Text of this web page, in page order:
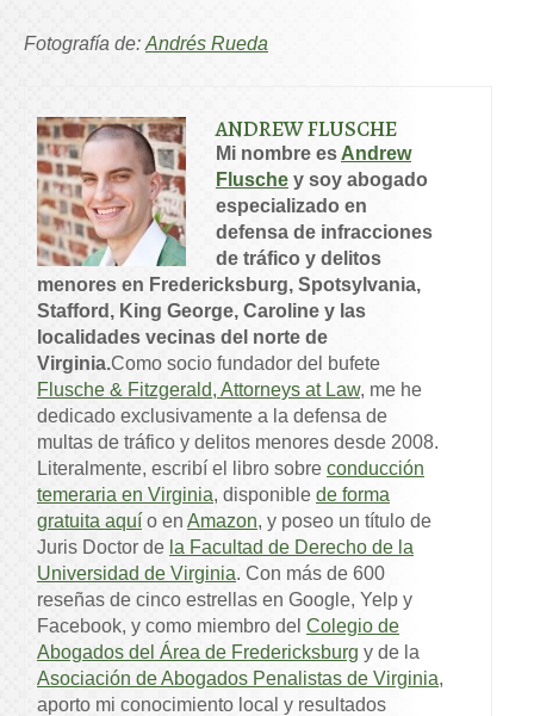
Fotografía de: Andrés Rueda
ANDREW FLUSCHE
Mi nombre es Andrew
Flusche y soy abogado
especializado en
defensa de infracciones
de tráfico y delitos
menores en Fredericksburg, Spotsylvania,
Stafford, King George, Caroline y las
localidades vecinas del norte de
Virginia.Como socio fundador del bufete
Flusche & Fitzgerald, Attorneys at Law, me he
dedicado exclusivamente a la defensa de
multas de tráfico y delitos menores desde 2008.
Literalmente, escribí el libro sobre conducción
temeraria en Virginia, disponible de forma
gratuita aquí o en Amazon, y poseo un título de
Juris Doctor de la Facultad de Derecho de la
Universidad de Virginia. Con más de 600
reseñas de cinco estrellas en Google, Yelp y
Facebook, y como miembro del Colegio de
Abogados del Área de Fredericksburg y de la
Asociación de Abogados Penalistas de Virginia,
aporto mi conocimiento local y resultados